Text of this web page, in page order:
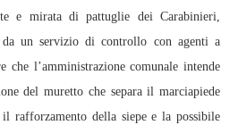
e mirata di pattuglie dei Carabinieri,
un servizio di controllo con agenti a
che l’amministrazione comunale intende
del muretto che separa il marciapiede
rafforzamento della siepe e la possibile